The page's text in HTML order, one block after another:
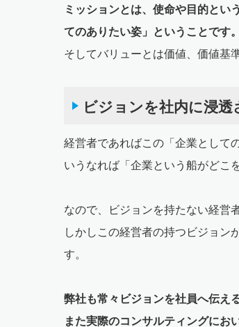
ミッションとは、使命や目的とい
てのありたい姿」ということです。
そしてバリューとは価値、価値基
ビジョンを社内に浸
経営者であればこの「企業として
いうなれば「企業という船がどこ
なので、ビジョンを持たない経営
しかしこの経営者の持つビジョン
す。
弊社も常々ビジョンを社員へ伝え
また実際のコンサルティングにお